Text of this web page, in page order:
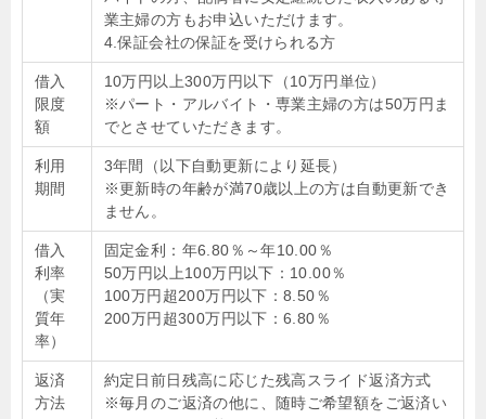
業主婦の方もお申込いただけます。
4.保証会社の保証を受けられる方
借入
限度
額
10万円以上300万円以下（10万円単位）
※パート・アルバイト・専業主婦の方は50万円ま
でとさせていただきます。
利用
期間
3年間（以下自動更新により延長）
※更新時の年齢が満70歳以上の方は自動更新でき
ません。
借入
利率
（実
質年
率）
固定金利：年6.80％～年10.00％
50万円以上100万円以下：10.00％
100万円超200万円以下：8.50％
200万円超300万円以下：6.80％
返済
方法
約定日前日残高に応じた残高スライド返済方式
※毎月のご返済の他に、随時ご希望額をご返済い